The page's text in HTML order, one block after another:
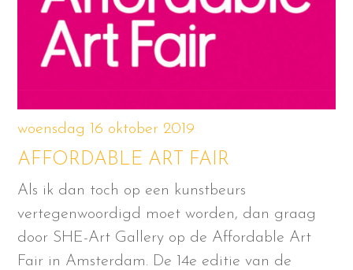
woensdag 16 oktober 2019
AFFORDABLE ART FAIR
Als ik dan toch op een kunstbeurs
vertegenwoordigd moet worden, dan graag
door SHE-Art Gallery op de Affordable Art
Fair in Amsterdam. De 14e editie van de